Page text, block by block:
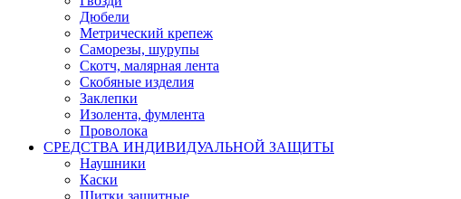
Дюбели
Метрический крепеж
Саморезы, шурупы
Скотч, малярная лента
Скобяные изделия
Заклепки
Изолента, фумлента
Проволока
СРЕДСТВА ИНДИВИДУАЛЬНОЙ ЗАЩИТЫ
Наушники
Каски
Щитки защитные